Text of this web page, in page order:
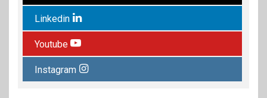
Linkedin
Youtube
Instagram